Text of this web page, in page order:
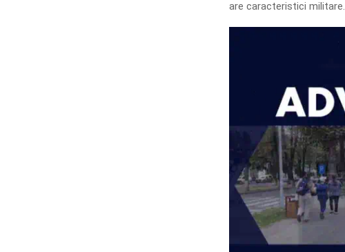
are caracteristici militare.